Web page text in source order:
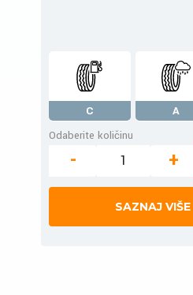
C A
Odaberite količinu
- +
SAZNAJ